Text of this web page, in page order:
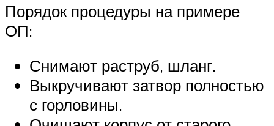
Порядок процедуры на примере
ОП:
Снимают раструб, шланг.
Выкручивают затвор полностью
с горловины.